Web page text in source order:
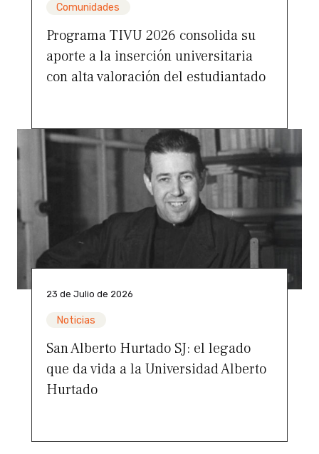
Comunidades
Programa TIVU 2026 consolida su
aporte a la inserción universitaria
con alta valoración del estudiantado
23 de Julio de 2026
Noticias
San Alberto Hurtado SJ: el legado
que da vida a la Universidad Alberto
Hurtado